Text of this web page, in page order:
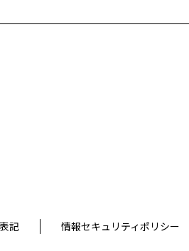
記 情報セキュリティポリシー